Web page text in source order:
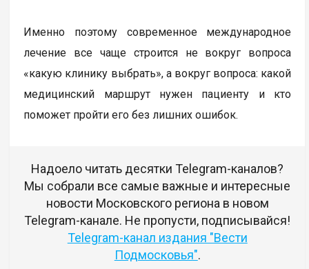
Именно поэтому современное международное
лечение все чаще строится не вокруг вопроса
«какую клинику выбрать», а вокруг вопроса: какой
медицинский маршрут нужен пациенту и кто
поможет пройти его без лишних ошибок.
Надоело читать десятки Telegram-каналов?
Мы собрали все самые важные и интересные
новости Московского региона в новом
Telegram-канале. Не пропусти, подписывайся!
Telegram-канал издания "Вести
Подмосковья".